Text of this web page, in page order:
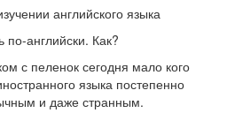
по-английски. Как?
с пеленок сегодня мало кого
языка постепенно
и даже странным.